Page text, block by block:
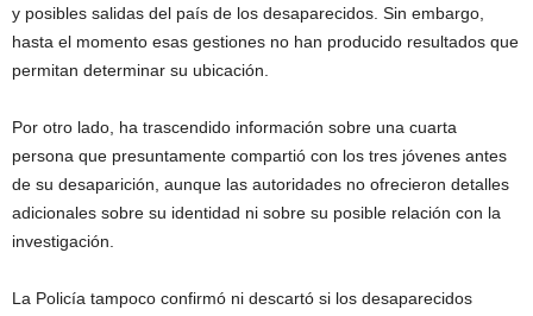
y posibles salidas del país de los desaparecidos. Sin embargo,
hasta el momento esas gestiones no han producido resultados que
permitan determinar su ubicación.
Por otro lado, ha trascendido información sobre una cuarta
persona que presuntamente compartió con los tres jóvenes antes
de su desaparición, aunque las autoridades no ofrecieron detalles
adicionales sobre su identidad ni sobre su posible relación con la
investigación.
La Policía tampoco confirmó ni descartó si los desaparecidos